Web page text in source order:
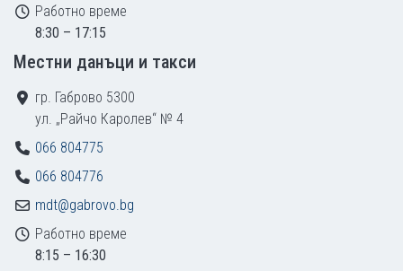
Работно време
8:30 – 17:15
Местни данъци и такси
гр. Габрово 5300
ул. „Райчо Каролев“ № 4
066 804775
066 804776
mdt@gabrovo.bg
Работно време
8:15 – 16:30